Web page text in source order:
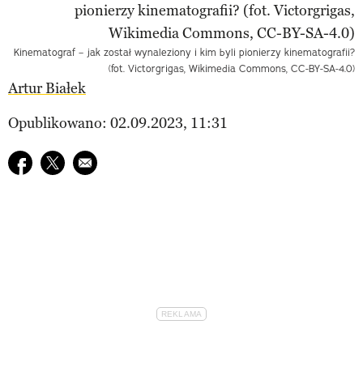
Kinematograf – jak został wynaleziony i kim byli pionierzy kinematografii?
(fot. Victorgrigas, Wikimedia Commons, CC-BY-SA-4.0)
Artur Białek
Opublikowano: 02.09.2023, 11:31
Udostępnij na facebook
Udostępnij na twitter
E-mail do przyjaciela